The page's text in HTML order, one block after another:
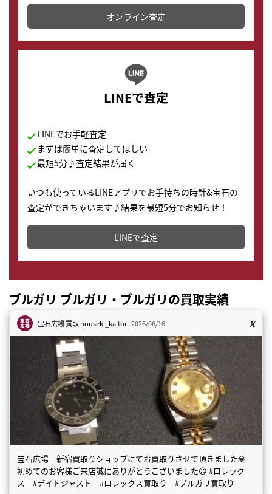
オンライン査定
LINEで査定
LINEでお手軽査定
まずは簡単に査定してほしい
最短5分♪査定結果が届く
いつも使っているLINEアプリでお手持ちの時計&宝石の
査定ができちゃいます♪結果を最短5分でお知らせ！
どこからでもすぐに査定金額を知ることが出来ます。
LINEで査定
ブルガリ ブルガリ・ブルガリの買取実績
宝石広場 買取houseki_kaitori 2026/06/16
宝石広場 新宿買取りショップにてお買取りさせて頂きました💎
初めてのお客様ご来店誠にありがとうございました😊 #ロレック
ス #デイトジャスト #ロレックス買取り #ブルガリ買取り